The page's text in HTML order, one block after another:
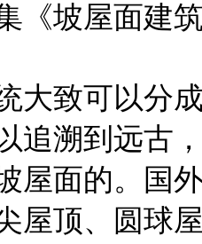
《坡屋面建
大致可以分
追溯到远古
屋面的。国
屋顶、圆球